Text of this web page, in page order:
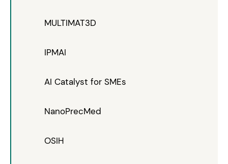
MULTIMAT3D
IPMAI
AI Catalyst for SMEs
NanoPrecMed
OSIH